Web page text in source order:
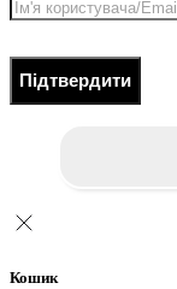
Підтвердити
Кошик